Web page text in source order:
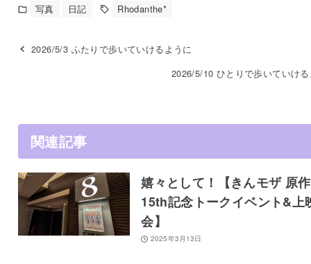
写真 日記 Rhodanthe*
2026/5/3 ふたりで歩いていけるように
2026/5/10 ひとりで歩いていけ
関連記事
嬉々として！【きんモザ 原作
15th記念トークイベント&上
会】
2025年3月13日